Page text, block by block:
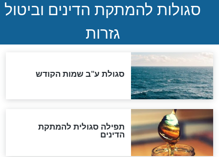
ההסכם החשאי של טראמפ
ואיראן: בלי שקיפות ועם הרבה
סימני שאלה
המסמך האבוד שנחשף
במרתפי מוסקבה: כתב היד
הנדיר של הרשב"ם התגלה